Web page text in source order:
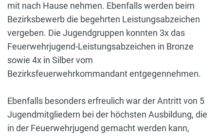
mit nach Hause nehmen. Ebenfalls werden beim
Bezirksbewerb die begehrten Leistungsabzeichen
vergeben. Die Jugendgruppen konnten 3x das
Feuerwehrjugend-Leistungsabzeichen in Bronze
sowie 4x in Silber vom
Bezirksfeuerwehrkommandant entgegennehmen.
Ebenfalls besonders erfreulich war der Antritt von 5
Jugendmitgliedern bei der höchsten Ausbildung, die
in der Feuerwehrjugend gemacht werden kann,